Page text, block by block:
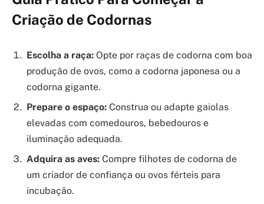
Criação de Codornas
Escolha a raça: Opte por raças de codorna com boa
produção de ovos, como a codorna japonesa ou a
codorna gigante.
Prepare o espaço: Construa ou adapte gaiolas
elevadas com comedouros, bebedouros e
iluminação adequada.
Adquira as aves: Compre filhotes de codorna de
um criador de confiança ou ovos férteis para
incubação.